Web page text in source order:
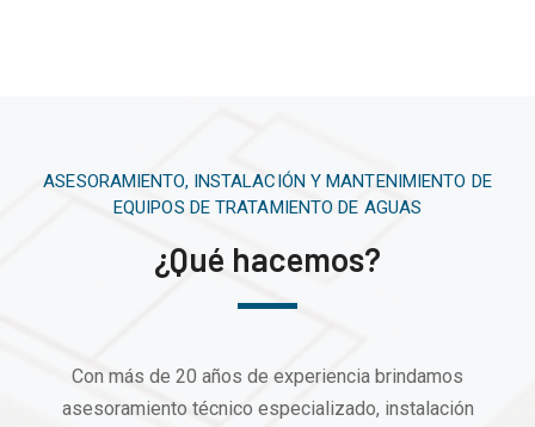
ASESORAMIENTO, INSTALACIÓN Y MANTENIMIENTO DE
EQUIPOS DE TRATAMIENTO DE AGUAS
¿Qué hacemos?
Con más de 20 años de experiencia brindamos
asesoramiento técnico especializado, instalación